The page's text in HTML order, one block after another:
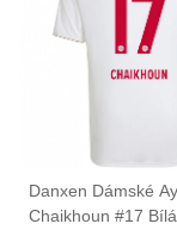
Danxen Dámské
Chaikhoun #17 Bílá